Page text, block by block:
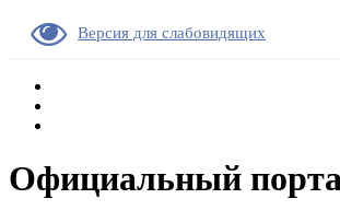
Версия для слабовидящих
Официальный